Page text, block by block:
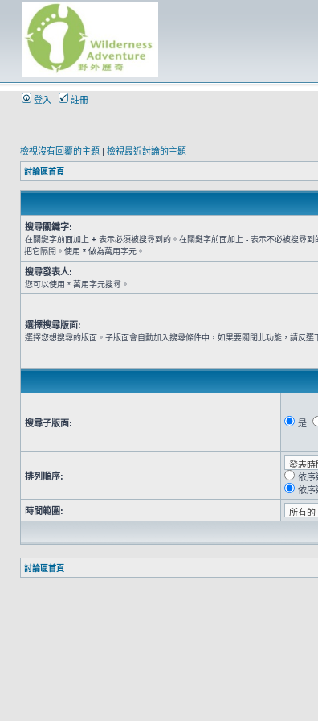
登入 註冊
檢視沒有回覆的主題 | 檢視最近討論的主題
討論區首頁
搜尋關鍵字:
在關鍵字前面加上 + 表示必須被搜尋到的。在關鍵字前面加上 - 表示不必被搜尋到
把它隔開。使用 * 做為萬用字元。
搜尋發表人:
您可以使用 * 萬用字元搜尋。
選擇搜尋版面:
選擇您想搜尋的版面。子版面會自動加入搜尋條件中，如果要關閉此功能，請反選
搜尋子版面: 是
排列順序:
依序
依序
時間範圍:
討論區首頁